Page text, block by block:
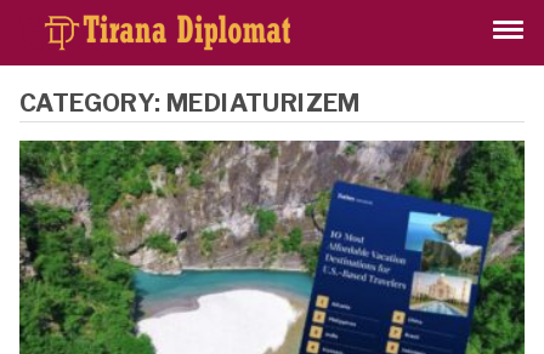
CATEGORY: MEDIATURIZEM